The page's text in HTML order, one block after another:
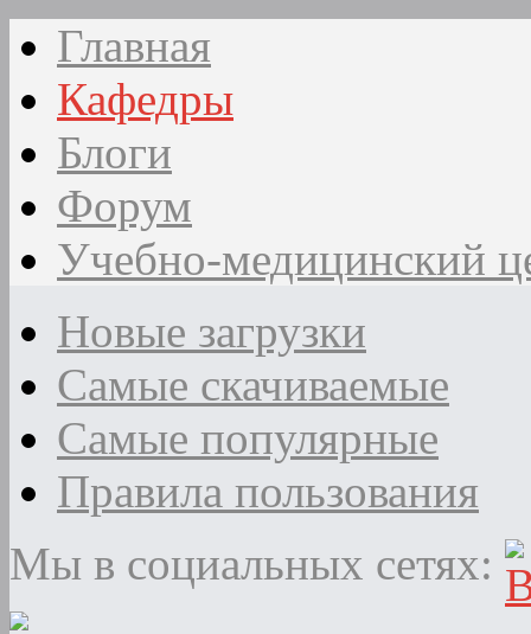
Главная
Кафедры
Блоги
Форум
Учебно-медицинский
Новые загрузки
Самые скачиваемые
Самые популярные
Правила пользования
Мы в социальных сетях: